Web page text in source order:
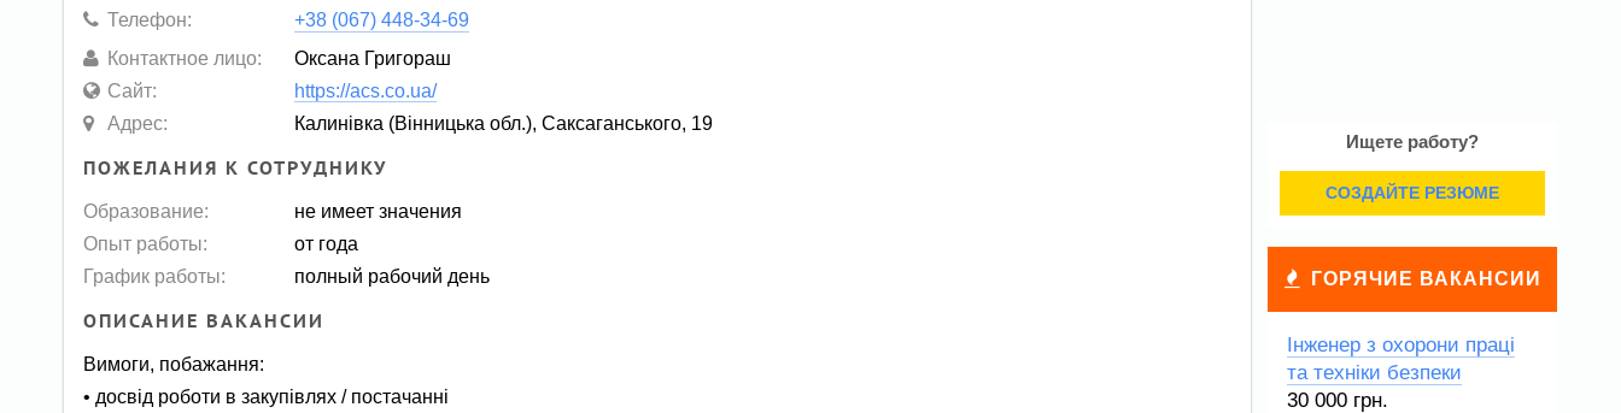
Телефон:
+38 (067) 448-34-69
Контактное лицо:
Оксана Григораш
Сайт:
https://acs.co.ua/
Адрес:
Калинівка (Вінницька обл.), Саксаганського, 19
ПОЖЕЛАНИЯ К СОТРУДНИКУ
Образование:
не имеет значения
Опыт работы:
от года
График работы:
полный рабочий день
ОПИСАНИЕ ВАКАНСИИ
Вимоги, побажання:
• досвід роботи в закупівлях / постачанні
Ищете работу?
СОЗДАЙТЕ РЕЗЮМЕ
ГОРЯЧИЕ ВАКАНСИИ
Інженер з охорони праці
та техніки безпеки
30 000 грн.